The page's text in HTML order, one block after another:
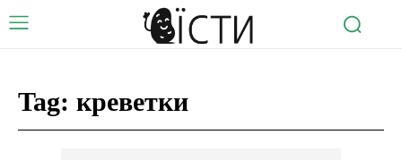
Tag: креветки